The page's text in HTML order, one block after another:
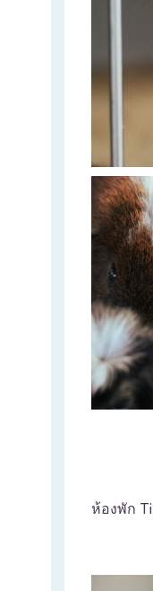
ห้องพัก